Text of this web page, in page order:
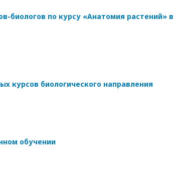
биологов по курсу «Анатомия растений» в
курсов биологического направления
обучении